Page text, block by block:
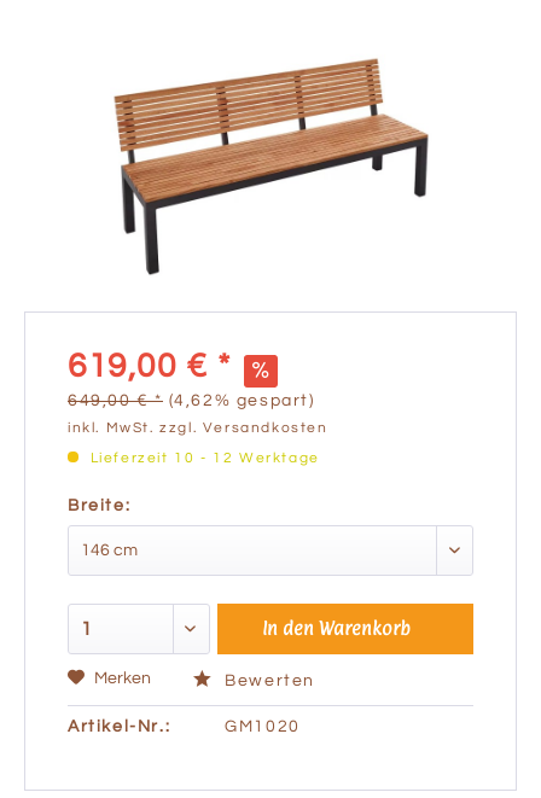
619,00 € *
649,00 € * (4,62% gespart)
inkl. MwSt.zzgl. Versandkosten
Lieferzeit 10 - 12 Werktage
Breite:
In den Warenkorb
Merken Bewerten
Artikel-Nr.: GM1020